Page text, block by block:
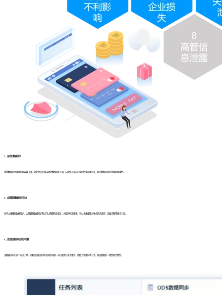
7、自动化数据同步
手动数据同步效率低且容易出错，因此建议使用自动化数据同步工具。自动化工具可以定时触发同步任务，提高数据同步的效率和准确性。
8、合理管理数据同步节点
对于大规模的数据同步，合理管理数据同步节点可以降低同步成本，并提升同步效率。可以考虑使用分布式同步架构、负载均衡等技术手段。
9、灵活处理分布式同步问题
当数据分布在多个节点上时，需要灵活处理分布式同步问题。可以使用分布式事务、数据冗余备份等方式，保证数据的一致性和完整性。